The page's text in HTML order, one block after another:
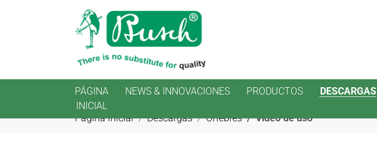
Saltar al contenido principal
PÁGINA
INICIAL
NEWS & INNOVACIONES PRODUCTOS DESCARGAS
Estás aquí:
Página inicial Descargas Orfebres Video de uso